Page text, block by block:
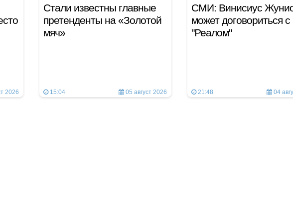
2026
Стали известны главные
претенденты на «Золотой
мяч»
15:04 05 август 2026
СМИ: Винисиус
может договориться с
"Реалом"
21:48 04